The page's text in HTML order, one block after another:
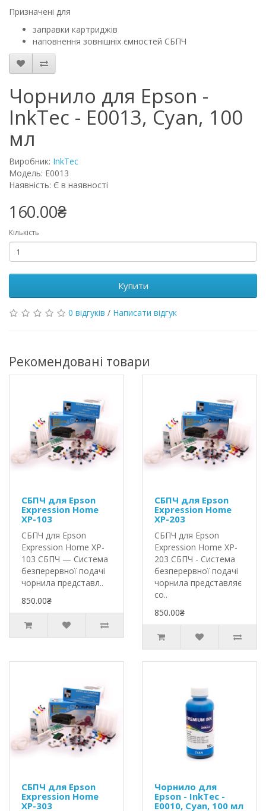
Призначені для
заправки картриджів
наповнення зовнішніх ємностей СБПЧ
Чорнило для Epson -
InkTec - E0013, Cyan, 100
мл
Виробник: InkTec
Модель: E0013
Наявність: Є в наявності
160.00₴
Кількість
Купити
0 відгуків / Написати відгук
Рекомендовані товари
СБПЧ для Epson
Expression Home
XP-103
СБПЧ для Epson
Expression Home XP-
103 СБПЧ — Система
безперервної подачі
чорнила представл..
850.00₴
СБПЧ для Epson
Expression Home
XP-203
СБПЧ для Epson
Expression Home XP-
203 СБПЧ - Система
безперервної подачі
чорнила представляє
со..
850.00₴
СБПЧ для Epson
Expression Home
XP-303
Чорнило для
Epson - InkTec -
E0010, Cyan, 100 мл